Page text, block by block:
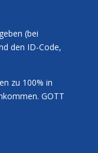
(bei
den ID-Code,
zu 100% in
GOTT